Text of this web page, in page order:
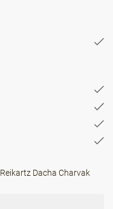
Reikartz Dacha Charvak